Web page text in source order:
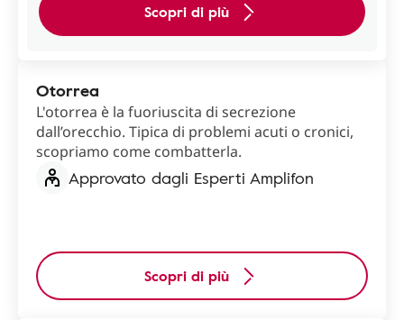
Scopri di più
Otorrea
L'otorrea è la fuoriuscita di secrezione
dall’orecchio. Tipica di problemi acuti o cronici,
scopriamo come combatterla.
Approvato dagli Esperti Amplifon
Scopri di più